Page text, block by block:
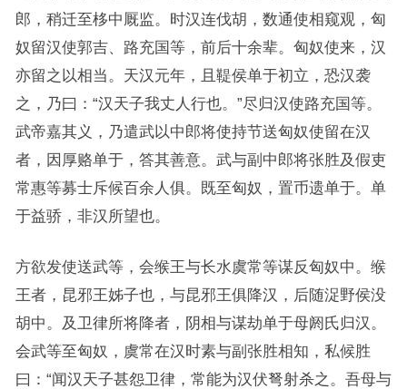
郎，稍迁至栘中厩监。时汉连伐胡，数通使相窥观，匈
奴留汉使郭吉、路充国等，前后十余辈。匈奴使来，汉
亦留之以相当。天汉元年，且鞮侯单于初立，恐汉袭
之，乃曰：“汉天子我丈人行也。”尽归汉使路充国等。
武帝嘉其义，乃遣武以中郎将使持节送匈奴使留在汉
者，因厚赂单于，答其善意。武与副中郎将张胜及假吏
常惠等募士斥候百余人俱。既至匈奴，置币遗单于。单
于益骄，非汉所望也。
方欲发使送武等，会缑王与长水虞常等谋反匈奴中。缑
王者，昆邪王姊子也，与昆邪王俱降汉，后随浞野侯没
胡中。及卫律所将降者，阴相与谋劫单于母阏氏归汉。
会武等至匈奴，虞常在汉时素与副张胜相知，私候胜
曰：“闻汉天子甚怨卫律，常能为汉伏弩射杀之。吾母与